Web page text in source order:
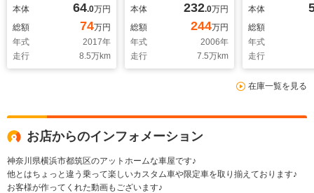
トアシスト シティア
クティブブレーキサポ
ート レーンキープ
アイドリングストッ
プ 左右パワースライ
本体 64.0万円
総額
74万円
年式
2017年
走行
8.5万km
本体 232.0万円
総額
244万円
年式
2006年
走行
7.5万km
本体
総額
年式
走行
在庫一覧を見る
お店からのインフォメーション
神奈川県横浜市都筑区のアットホームな車屋です♪
他とはちょっと違う乗って楽しいカスタム車や限定車を取り揃えております♪
お客様が作ってくれた動画もございます♪